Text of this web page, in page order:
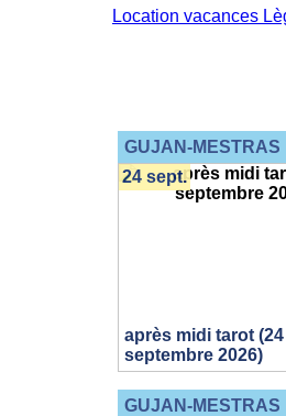
GUJAN-MESTRAS
après midi tarot (24
septembre 2026)
24 sept.
GUJAN-MESTRAS